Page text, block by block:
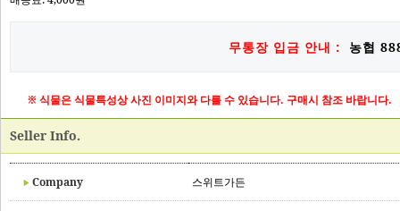
무통장 입금 안내 : 농협
※ 식물은 식물특성상 사진 이미지와 다를 수 있습니다. 구매시 참조 바랍니다.
Seller Info.
Company 스위트가든